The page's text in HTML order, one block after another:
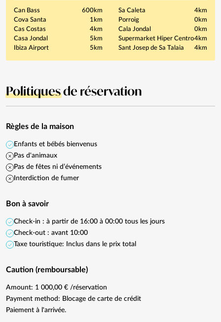
Can Bass
600km
Cova Santa
1km
Cas Costas
4km
Casa Jondal
5km
Ibiza Airport
5km
Sa Caleta
4km
Porroig
0km
Cala Jondal
0km
Supermarket Hiper Centro4km
Sant Josep de Sa Talaia
4km
Politiquesde réservation
Règles de la maison
Enfants et bébés bienvenus
Pas d'animaux
Pas de fêtes ni d’événements
Interdiction de fumer
Bon à savoir
Check-in : à partir de 16:00 à 00:00 tous les jours
Check-out : avant 10:00
Taxe touristique: Inclus dans le prix total
Caution (remboursable)
Amount: 1 000,00 € /réservation
Payment method: Blocage de carte de crédit
Paiement à l'arrivée.